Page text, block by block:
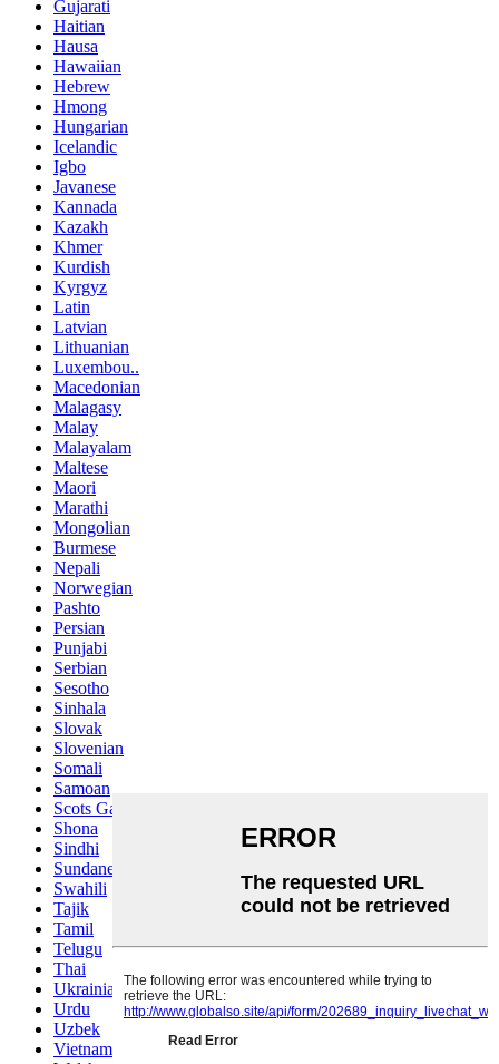
Gujarati
Haitian
Hausa
Hawaiian
Hebrew
Hmong
Hungarian
Icelandic
Igbo
Javanese
Kannada
Kazakh
Khmer
Kurdish
Kyrgyz
Latin
Latvian
Lithuanian
Luxembou..
Macedonian
Malagasy
Malay
Malayalam
Maltese
Maori
Marathi
Mongolian
Burmese
Nepali
Norwegian
Pashto
Persian
Punjabi
Serbian
Sesotho
Sinhala
Slovak
Slovenian
Somali
Samoan
Scots Gaelic
Shona
Sindhi
Sundanese
Swahili
Tajik
Tamil
Telugu
Thai
Ukrainian
Urdu
Uzbek
Vietnamese